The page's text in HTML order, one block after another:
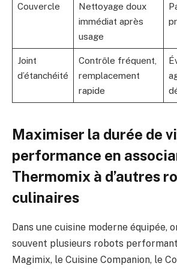
Couvercle
Nettoyage doux
immédiat après
usage
Joint
d’étanchéité
Contrôle fréquent,
remplacement
rapide
Maximiser la durée de
performance en
Thermomix à d’autres
culinaires
Dans une cuisine moderne équipée,
souvent plusieurs robots
Magimix, le Cuisine Companion, le